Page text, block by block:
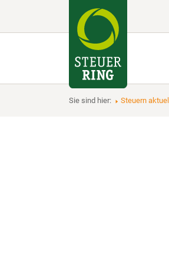
Sie sind hier: Steuern aktuell